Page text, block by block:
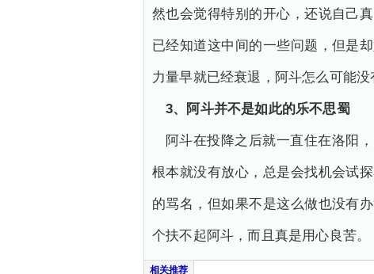
然也会觉得特别的开心，还说自己
已经知道这中间的一些问题，但是
力量早就已经衰退，阿斗怎么可能
3、阿斗并不是如此的乐不思蜀
阿斗在投降之后就一直住在洛阳
根本就没有放心，总是会找机会试
的骂名，但如果不是这么做也没有
个扶不起阿斗，而且真是用心良苦。